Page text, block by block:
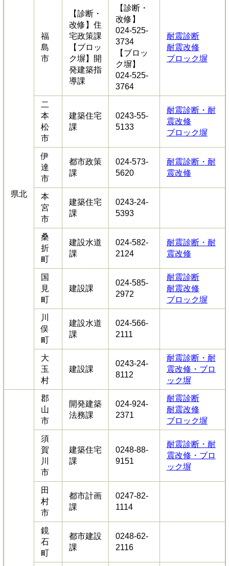
県北
福
島
市
【診断・
改修】住
宅政策課
【ブロッ
ク塀】開
発建築指
導課
【診断・
改修】
024-525-
3734
【ブロッ
ク塀】
024-525-
3764
耐震診断
耐震改修
ブロック塀
二
本
松
市
建築住宅
課
0243-55-
5133
耐震診断・耐
震改修
ブロック塀
伊
達
市
都市政策
課
024-573-
5620
耐震診断・耐
震改修
本
宮
市
建築住宅
課
0243-24-
5393
桑
折
町
建設水道
課
024-582-
2124
耐震診断・耐
震改修
国
見
町
建設課
024-585-
2972
耐震診断
耐震改修
ブロック塀
川
俣
町
建設水道
課
024-566-
2111
大
玉
村
建設課
0243-24-
8112
耐震診断・耐
震改修・ブロ
ック塀
郡
山
市
開発建築
法務課
024-924-
2371
耐震診断
耐震改修
ブロック塀
須
賀
川
市
建築住宅
課
0248-88-
9151
耐震診断・耐
震改修・ブロ
ック塀
田
村
市
都市計画
課
0247-82-
1114
鏡
石
町
都市建設
課
0248-62-
2116